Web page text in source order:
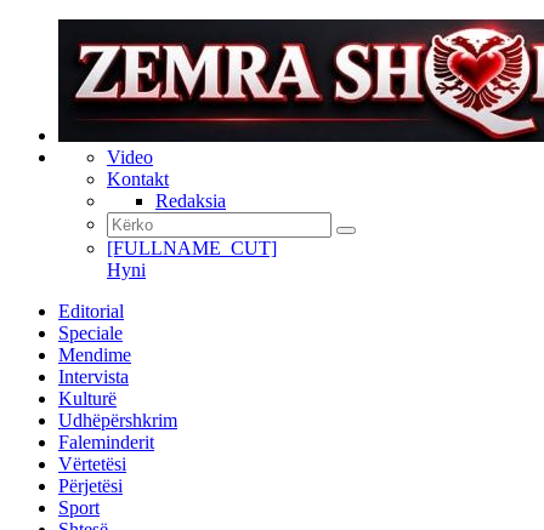
Video
Kontakt
Redaksia
[FULLNAME_CUT]
Hyni
Editorial
Speciale
Mendime
Intervista
Kulturë
Udhëpërshkrim
Faleminderit
Vërtetësi
Përjetësi
Sport